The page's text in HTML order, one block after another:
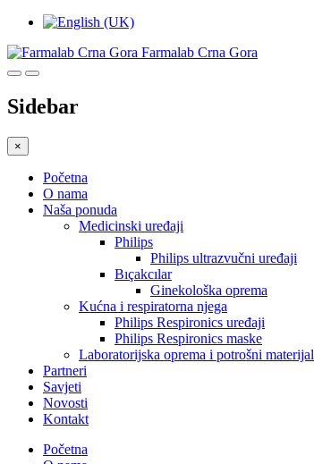
Farmalab Crna Gora
Sidebar
×
Početna
O nama
Naša ponuda
Medicinski uređaji
Philips
Philips ultrazvučni uređaji
Bıçakcılar
Ginekološka oprema
Kućna i respiratorna njega
Philips Respironics uređaji
Philips Respironics maske
Laboratorijska oprema i potrošni materijal
Partneri
Savjeti
Novosti
Kontakt
Početna